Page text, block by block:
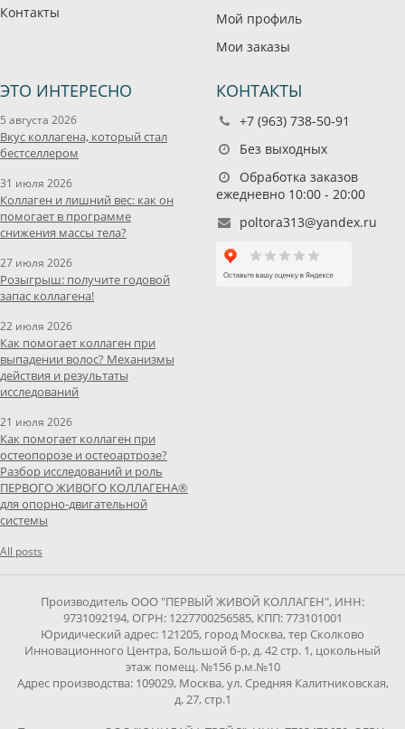
Контакты
Мой профиль
Мои заказы
ЭТО ИНТЕРЕСНО
5 августа 2026
Вкус коллагена, который стал
бестселлером
31 июля 2026
Коллаген и лишний вес: как он
помогает в программе
снижения массы тела?
27 июля 2026
Розыгрыш: получите годовой
запас коллагена!
22 июля 2026
Как помогает коллаген при
выпадении волос? Механизмы
действия и результаты
исследований
21 июля 2026
Как помогает коллаген при
остеопорозе и остеоартрозе?
Разбор исследований и роль
ПЕРВОГО ЖИВОГО КОЛЛАГЕНА®
для опорно-двигательной
системы
All posts
КОНТАКТЫ
+7 (963) 738-50-91
Без выходных
Обработка заказов
ежедневно 10:00 - 20:00
poltora313@yandex.ru
Производитель ООО "ПЕРВЫЙ ЖИВОЙ КОЛЛАГЕН", ИНН:
9731092194, ОГРН: 1227700256585, КПП: 773101001
Юридический адрес: 121205, город Москва, тер Сколково
Инновационного Центра, Большой б-р, д. 42 стр. 1, цокольный
этаж помещ. №156 р.м.№10
Адрес производства: 109029, Москва, ул. Средняя Калитниковская,
д. 27, стр.1